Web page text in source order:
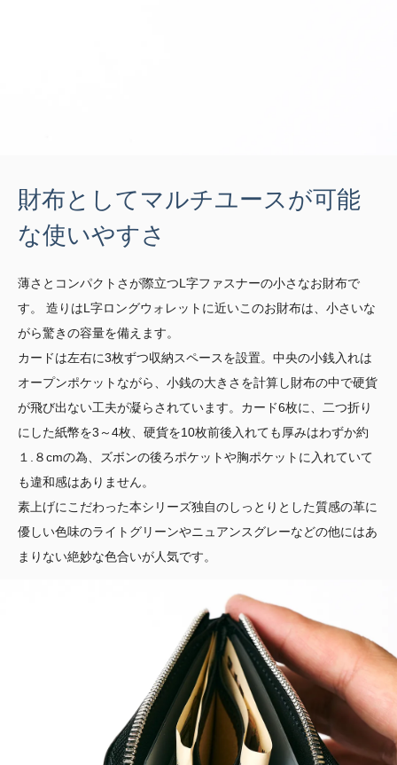
財布としてマルチユースが可能
な使いやすさ
薄さとコンパクトさが際立つL字ファスナーの小さなお財布で
す。 造りはL字ロングウォレットに近いこのお財布は、小さいな
がら驚きの容量を備えます。
カードは左右に3枚ずつ収納スペースを設置。中央の小銭入れは
オープンポケットながら、小銭の大きさを計算し財布の中で硬貨
が飛び出ない工夫が凝らされています。カード6枚に、二つ折り
にした紙幣を3～4枚、硬貨を10枚前後入れても厚みはわずか約
１.８cmの為、ズボンの後ろポケットや胸ポケットに入れていて
も違和感はありません。
素上げにこだわった本シリーズ独自のしっとりとした質感の革に
優しい色味のライトグリーンやニュアンスグレーなどの他にはあ
まりない絶妙な色合いが人気です。